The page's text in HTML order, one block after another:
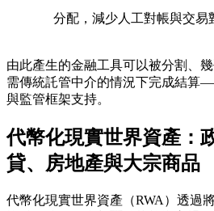
分配，減少人工對帳與交易
由此產生的金融工具可以被分割、
需傳統託管中介的情況下完成結算
與監管框架支持。
代幣化現實世界資產：
貸、房地產與大宗商品
代幣化現實世界資產（RWA）透過